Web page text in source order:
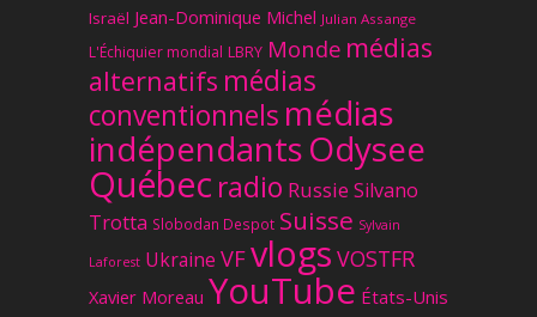
Israël Jean-Dominique Michel Julian Assange
L'Échiquier mondial LBRY Monde médias
alternatifs médias
conventionnels médias
indépendantsOdysee
Québec radio Russie Silvano
Trotta Slobodan Despot Suisse Sylvain
Laforest Ukraine VFvlogs VOSTFR
Xavier Moreau YouTube États-Unis